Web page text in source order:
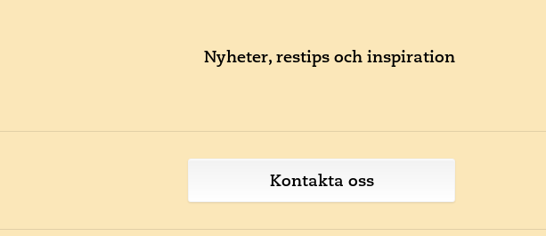
Nyheter, restips och inspiration
Kontakta oss